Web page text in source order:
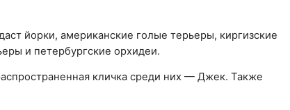
йорки, американские голые терьеры, киргизские
и петербургские орхидеи.
кличка среди них — Джек. Также